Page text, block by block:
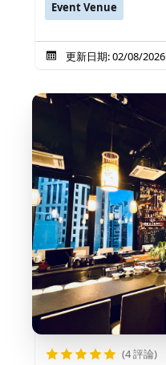
Event Venue
更新日期: 02/08/2026
(4 評論)